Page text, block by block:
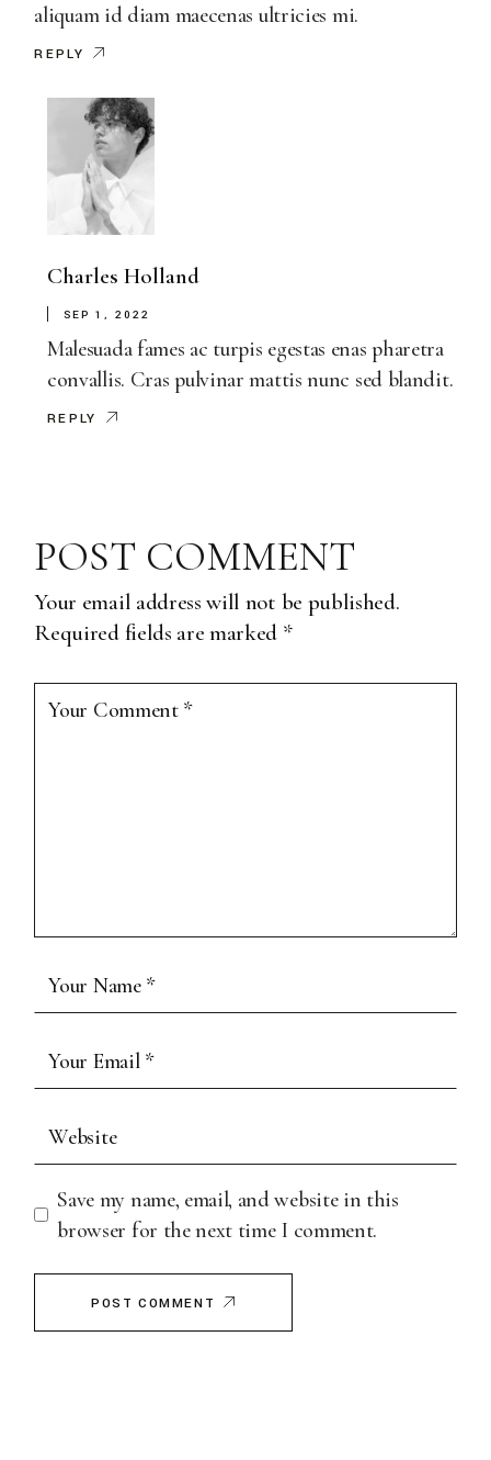
aliquam id diam maecenas ultricies mi.
REPLY
Charles Holland
SEP 1, 2022
Malesuada fames ac turpis egestas enas pharetra
convallis. Cras pulvinar mattis nunc sed blandit.
REPLY
POST COMMENT
Your email address will not be published.
Required fields are marked *
Save my name, email, and website in this
browser for the next time I comment.
POST COMMENT